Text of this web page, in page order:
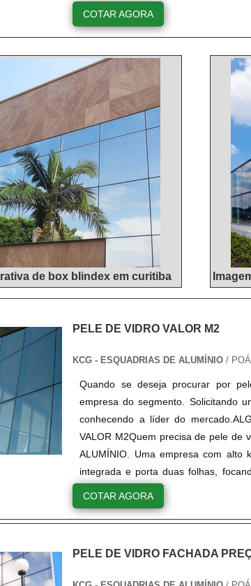
COTAR AGORA
de box blindex em curitiba
PELE DE VIDRO VALOR M2
KCG - ESQUADRIAS DE ALUMÍNIO /
Quando se deseja procurar por
empresa do segmento. Solicitando
conhecendo a líder do
VALOR M2Quem precisa de pele de
ALUMÍNIO. Uma empresa com alto
integrada e porta duas folhas,
gera resultado ao cliente.Ainda
empresa, a mesma deve prezar
precisão, características simples
pesquisa minuciosa sobre a
COTAR AGORA
PELE DE VIDRO FACHADA